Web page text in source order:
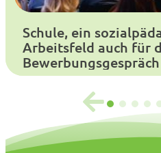
Schule, ein
Arbeitsfeld auch für
Auswahlverfahren